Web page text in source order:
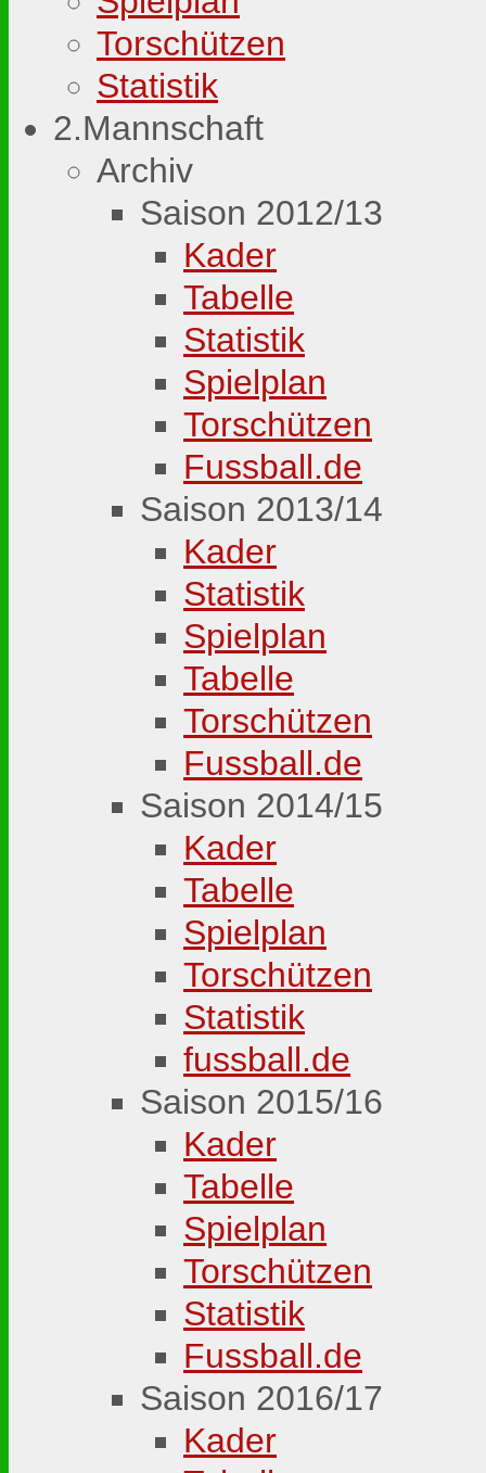
Torschützen
Statistik
2.Mannschaft
Archiv
Saison 2012/13
Kader
Tabelle
Statistik
Spielplan
Torschützen
Fussball.de
Saison 2013/14
Kader
Statistik
Spielplan
Tabelle
Torschützen
Fussball.de
Saison 2014/15
Kader
Tabelle
Spielplan
Torschützen
Statistik
fussball.de
Saison 2015/16
Kader
Tabelle
Spielplan
Torschützen
Statistik
Fussball.de
Saison 2016/17
Kader